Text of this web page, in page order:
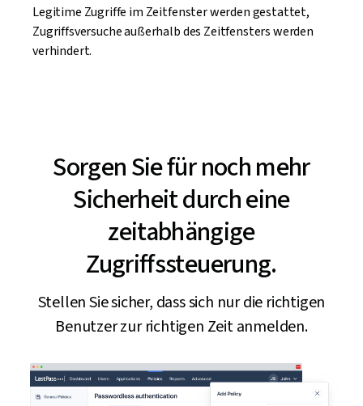
Legitime Zugriffe im Zeitfenster werden gestattet,
Zugriffsversuche außerhalb des Zeitfensters werden
verhindert.
Sorgen Sie für noch mehr
Sicherheit durch eine
zeitabhängige
Zugriffssteuerung.
Stellen Sie sicher, dass sich nur die richtigen
Benutzer zur richtigen Zeit anmelden.